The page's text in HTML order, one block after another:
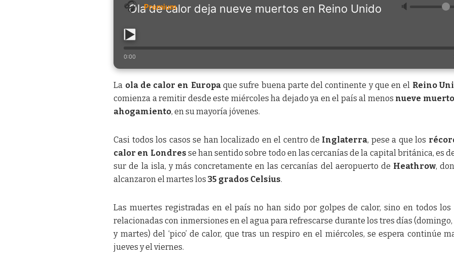
Ola de calor deja nueve muertos en Reino Unido 🔈
0:00
La ola de calor en Europaque sufre buena parte del continente y que en el Reino
comienza a remitir desde este miércoles ha dejado ya en el país al menos nueve
ahogamiento, en su mayoría jóvenes.
Casi todos los casos se han localizado en el centro de Inglaterra, pese a que los
calor en Londres se han sentido sobre todo en las cercanías de la capital británica, es
sur de la isla, y más concretamente en las cercanías del aeropuerto de Heathrow,
alcanzaron el martes los35 grados Celsius.
Las muertes registradas en el país no han sido por golpes de calor, sino en todos los
relacionadas con inmersiones en el agua para refrescarse durante los tres días
y martes) del ‘pico’ de calor, que tras un respiro en el miércoles, se espera continúe
jueves y el viernes.